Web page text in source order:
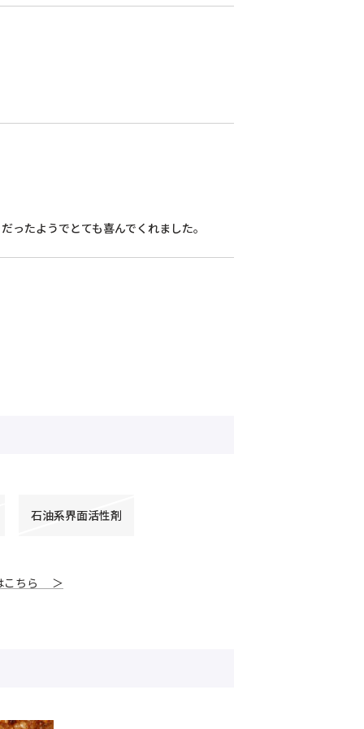
たようでとても喜んでくれました。
石油系界面活性剤
こちら ＞